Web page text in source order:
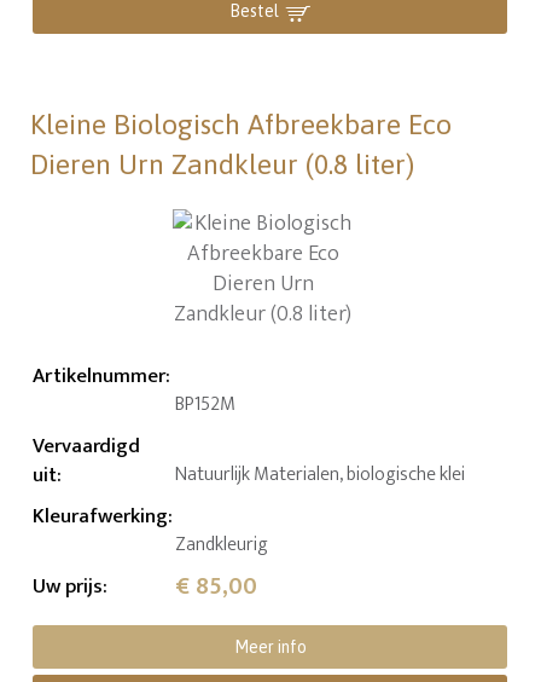
Bestel
Kleine Biologisch Afbreekbare Eco
Dieren Urn Zandkleur (0.8 liter)
Artikelnummer:
BP152M
Vervaardigd
uit: Natuurlijk Materialen, biologische klei
Kleurafwerking:
Zandkleurig
Uw prijs: € 85,00
Meer info